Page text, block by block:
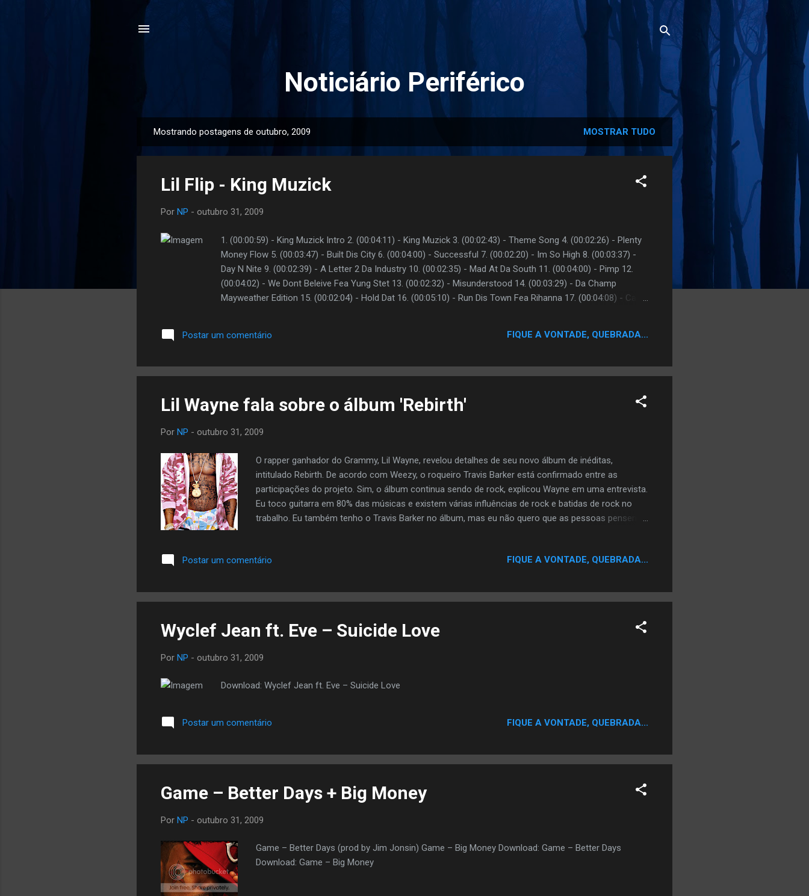
Noticiário Periférico
o
Mostrando postagens de outubro, 2009 MOSTRAR TUDO
Lil Flip - King Muzick
Por NP - outubro 31, 2009
1. (00:00:59) - King Muzick Intro 2. (00:04:11) - King Muzick 3. (00:02:43) - Theme Song 4. (00:02:26) - Plenty
Money Flow 5. (00:03:47) - Built Dis City 6. (00:04:00) - Successful 7. (00:02:20) - Im So High 8. (00:03:37) -
Day N Nite 9. (00:02:39) - A Letter 2 Da Industry 10. (00:02:35) - Mad At Da South 11. (00:04:00) - Pimp 12.
(00:04:02) - We Dont Beleive Fea Yung Stet 13. (00:02:32) - Misunderstood 14. (00:03:29) - Da Champ
Mayweather Edition 15. (00:02:04) - Hold Dat 16. (00:05:10) - Run Dis Town Fea Rihanna 17. (00:04:08) - Cant
Lips Ft. Lil Redd Download Torrent
Postar um comentário FIQUE A VONTADE, QUEBRADA...
Lil Wayne fala sobre o álbum 'Rebirth'
Por NP - outubro 31, 2009
O rapper ganhador do Grammy, Lil Wayne, revelou detalhes de seu novo álbum de inéditas,
intitulado Rebirth. De acordo com Weezy, o roqueiro Travis Barker está confirmado entre as
participações do projeto. Sim, o álbum continua sendo de rock, explicou Wayne em uma entrevista.
Eu toco guitarra em 80% das músicas e existem várias influências de rock e batidas de rock no
trabalho. Eu também tenho o Travis Barker no álbum, mas eu não quero que as pessoas pensem
pessoas me ouvem dizendo rock, elas devem ficar um pouco assustadas. 'Ai, Deus, o que ele irá
liberdade. Este álbum não é de hip-hop. Quando eu faço os meus álbuns Carter, eu sei que preciso
fazer rap, eu sei que preciso rimar. Eu sei as palavras que tenho...
Postar um comentário FIQUE A VONTADE, QUEBRADA...
Wyclef Jean ft. Eve – Suicide Love
Por NP - outubro 31, 2009
Download: Wyclef Jean ft. Eve – Suicide Love
Postar um comentário FIQUE A VONTADE, QUEBRADA...
Game – Better Days + Big Money
Por NP - outubro 31, 2009
Game – Better Days (prod by Jim Jonsin) Game – Big Money Download: Game – Better Days
Download: Game – Big Money